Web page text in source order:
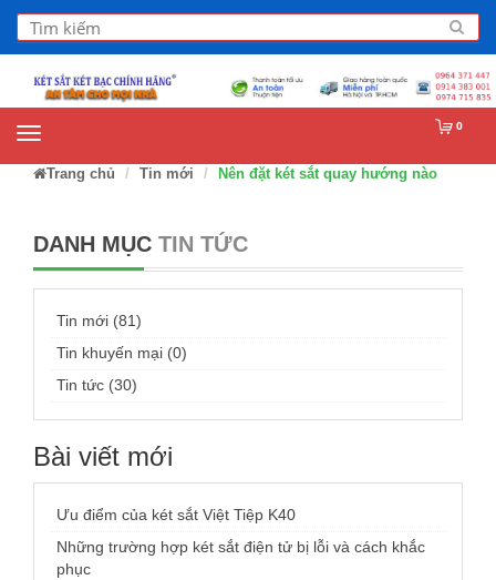
0
Trang chủ Tin mới Nên đặt két sắt quay hướng nào
DANH MỤC TIN TỨC
Tin mới (81)
Tin khuyến mại (0)
Tin tức (30)
Bài viết mới
Ưu điểm của két sắt Việt Tiệp K40
Những trường hợp két sắt điện tử bị lỗi và cách khắc
phục